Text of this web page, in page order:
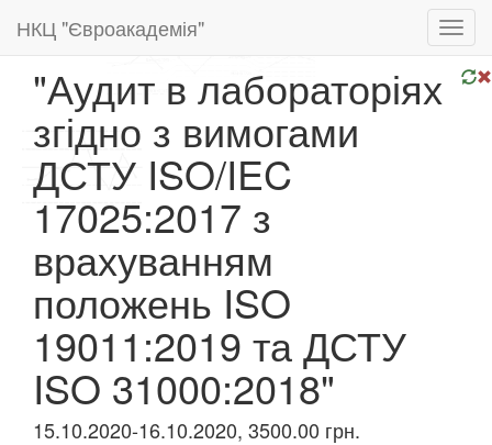
НКЦ "Євроакадемія"
"Аудит в лабораторіях
згідно з вимогами
ДСТУ ISO/IEC
17025:2017 з
врахуванням
положень ISO
19011:2019 та ДСТУ
ISO 31000:2018"
15.10.2020-16.10.2020, 3500.00 грн.